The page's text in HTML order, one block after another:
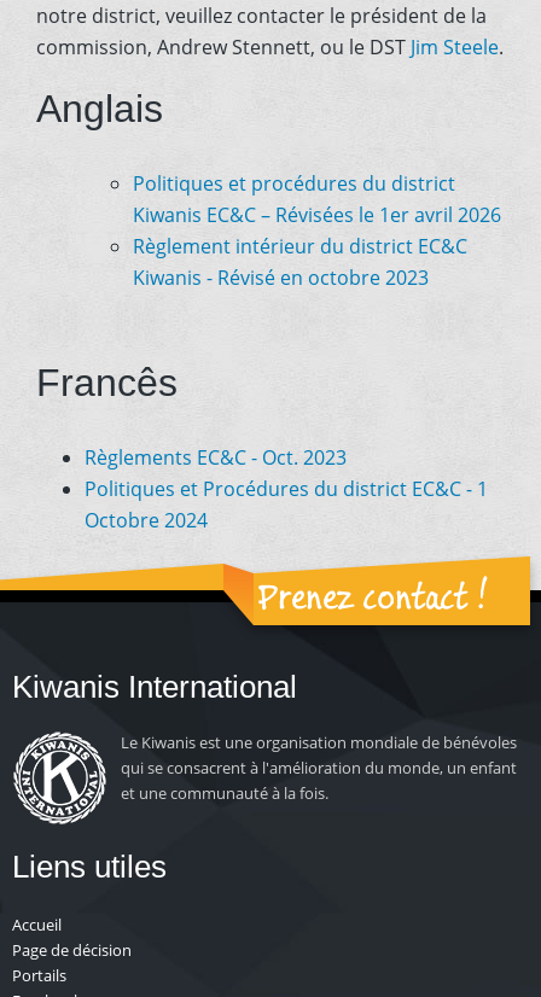
notre district, veuillez contacter le président de la
commission, Andrew Stennett, ou le DST Jim Steele.
Anglais
Politiques et procédures du district
Kiwanis EC&C – Révisées le 1er avril 2026
Règlement intérieur du district EC&C
Kiwanis - Révisé en octobre 2023
Francês
Règlements EC&C - Oct. 2023
Politiques et Procédures du district EC&C - 1
Octobre 2024
Prenez contact !
Kiwanis International
Le Kiwanis est une organisation mondiale de bénévoles
qui se consacrent à l'amélioration du monde, un enfant
et une communauté à la fois.
Liens utiles
Accueil
Page de décision
Portails